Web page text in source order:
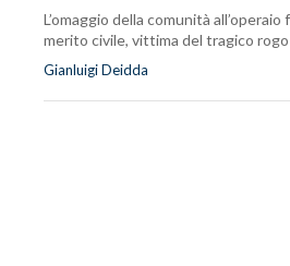
L’omaggio della comunità
merito civile, vittima del tragico
Gianluigi Deidda